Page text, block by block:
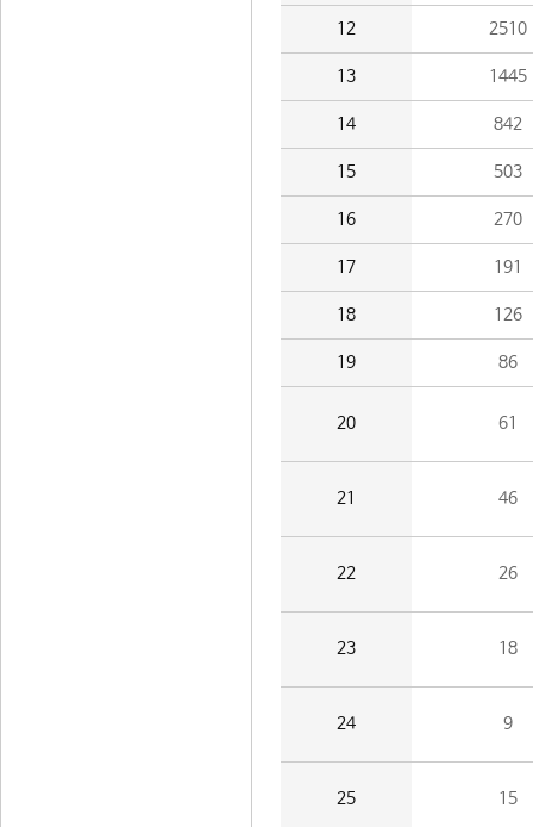
12 2510
13 1445
14 842
15 503
16 270
17 191
18 126
19 86
20 61
21 46
22 26
23 18
24 9
25 15